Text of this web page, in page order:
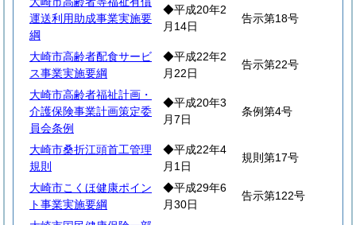
運送利用助成事業実施要
綱
◆平成20年2
月14日
告示第18号
大崎市高齢者配食サービ
ス事業実施要綱
◆平成22年2
月22日
告示第22号
大崎市高齢者福祉計画・
介護保険事業計画策定委
員会条例
◆平成20年3
月7日
条例第4号
大崎市桑折江頭首工管理
規則
◆平成22年4
月1日
規則第17号
大崎市こくほ健康ポイン
ト事業実施要綱
◆平成29年6
月30日
告示第122号